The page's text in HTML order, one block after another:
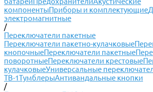
компонентыПриборы и комплектующие
электромагнитные
/
Переключатели пакетные
Переключатели пакетно-кулачковые
кнопочныеПереключатели пакетные
поворотныеПереключатели крестовые
кулачковыеУниверсальные
ТВ-1ТумблерыАнтивандальные кнопки
/